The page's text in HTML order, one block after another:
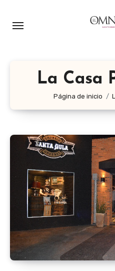
La Casa
Página de inicio